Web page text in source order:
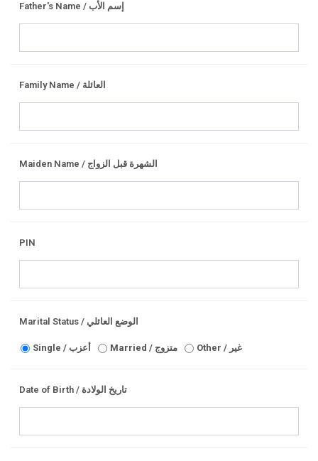
Father's Name / إسم الأب
Family Name / العائلة
Maiden Name / الشهرة قبل الزواج
PIN
Marital Status / الوضع العائلي
Single / أعزب Married / متزوج Other / غير
Date of Birth / تاريخ الولادة